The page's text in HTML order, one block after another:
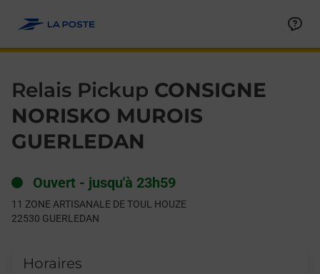
Relais Pickup CONSIGNE
NORISKO MUROIS
GUERLEDAN
Ouvert - jusqu'à 23h59
11 ZONE ARTISANALE DE TOUL HOUZE
22530 GUERLEDAN
Horaires